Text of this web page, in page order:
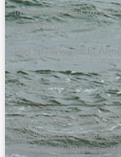
immer das Meer im
begeistern!
Viel Spaß, wünscht
Disclaimer
Alle in diesem Blog
den Autoren sorgfältig
geprüft. Inhaltliche